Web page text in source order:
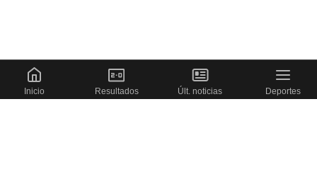
Inicio Resultados Últ. noticias Deportes